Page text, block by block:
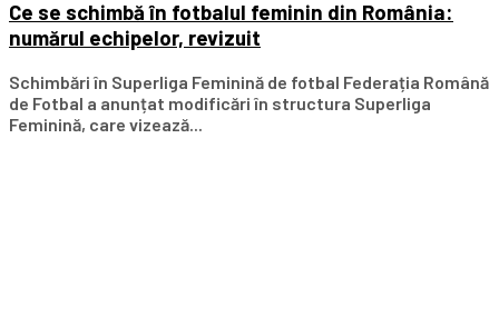
Ce se schimbă în fotbalul feminin din România:
numărul echipelor, revizuit
Schimbări în Superliga Feminină de fotbal Federația Română
de Fotbal a anunțat modificări în structura Superliga
Feminină, care vizează...